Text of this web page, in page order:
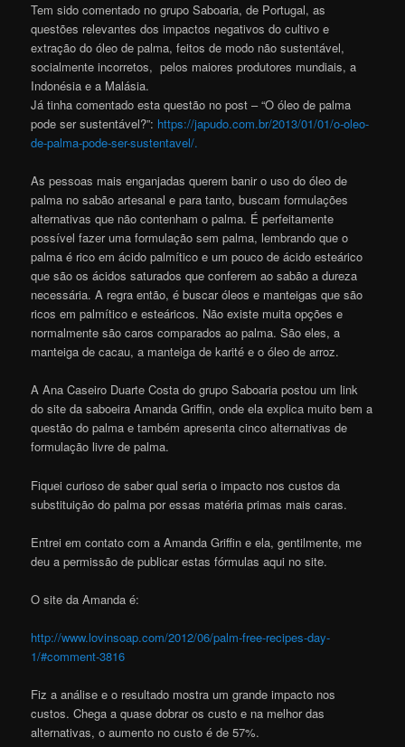
Tem sido comentado no grupo Saboaria, de Portugal, as
questões relevantes dos impactos negativos do cultivo e
extração do óleo de palma, feitos de modo não sustentável,
socialmente incorretos, pelos maiores produtores mundiais, a
Indonésia e a Malásia.
Já tinha comentado esta questão no post – “O óleo de palma
pode ser sustentável?”: https://japudo.com.br/2013/01/01/o-oleo-
de-palma-pode-ser-sustentavel/.
As pessoas mais enganjadas querem banir o uso do óleo de
palma no sabão artesanal e para tanto, buscam formulações
alternativas que não contenham o palma. É perfeitamente
possível fazer uma formulação sem palma, lembrando que o
palma é rico em ácido palmítico e um pouco de ácido esteárico
que são os ácidos saturados que conferem ao sabão a dureza
necessária. A regra então, é buscar óleos e manteigas que são
ricos em palmítico e esteáricos. Não existe muita opções e
normalmente são caros comparados ao palma. São eles, a
manteiga de cacau, a manteiga de karité e o óleo de arroz.
A Ana Caseiro Duarte Costa do grupo Saboaria postou um link
do site da saboeira Amanda Griffin, onde ela explica muito bem a
questão do palma e também apresenta cinco alternativas de
formulação livre de palma.
Fiquei curioso de saber qual seria o impacto nos custos da
substituição do palma por essas matéria primas mais caras.
Entrei em contato com a Amanda Griffin e ela, gentilmente, me
deu a permissão de publicar estas fórmulas aqui no site.
O site da Amanda é:
http://www.lovinsoap.com/2012/06/palm-free-recipes-day-
1/#comment-3816
Fiz a análise e o resultado mostra um grande impacto nos
custos. Chega a quase dobrar os custo e na melhor das
alternativas, o aumento no custo é de 57%.